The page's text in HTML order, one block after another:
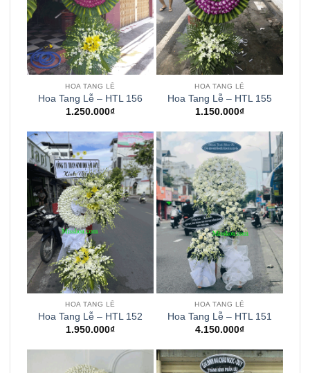
HOA TANG LỄ
Hoa Tang Lễ – HTL 156
1.250.000₫
HOA TANG LỄ
Hoa Tang Lễ – HTL 155
1.150.000₫
HOA TANG LỄ
Hoa Tang Lễ – HTL 152
1.950.000₫
HOA TANG LỄ
Hoa Tang Lễ – HTL 151
4.150.000₫